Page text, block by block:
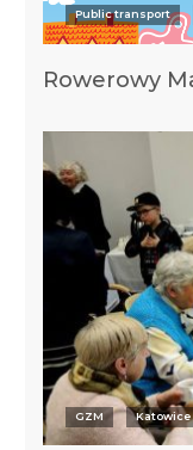
Public transport
Rowerowy
GZM Katowice